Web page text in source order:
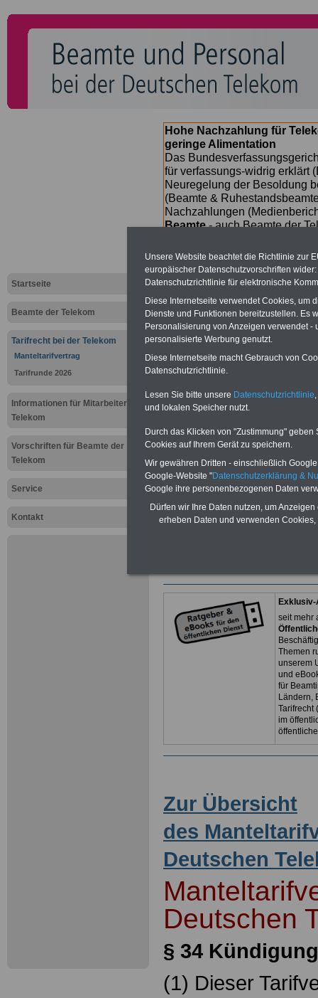
Startseite
Beamte der Telekom
Tarifrecht bei der Telekom
Manteltarifvertrag
Tarifrunde 2026
Informationen für Mitarbeiter der
Telekom
Vorschriften für Beamte der
Telekom
Service
Kontakt
Hohe Nachzahlung für
geringe Alimentation
Das
für verfassungs-widrig erklärt
Neuregelung der Besoldung
(Beamte &
Nachzahlungen
Beamte- auch Beamte der
heraus, die unmittelbar nach
der Bundesregierung
(Vor)Bestellung der Broschüre
Deutsche
Neuauflage: Mai 2025 >>>hier
Ratgeber für 7,50 Euro
seit mehr
Themen
unserem
und
für
Ländern,
Tarifrecht
im
Zur Übersicht
des
Deutschen
Deutschen
§ 34
(1) Dieser
Unsere Website beachtet die Richtlinie zur
europäischer Datenschutzvorschriften
Datenschutzrichtlinie für elektronische
Diese Internetseite verwendet Cookies, um
Dienste und Funktionen bereitzustellen. Es
Personalisierung von Anzeigen verwendet
personalisierte Werbung genutzt.
Diese Internetseite macht Gebrauch von
Datenschutzrichtlinie.
Lesen Sie bitte unsere Datenschutzrichtlinie
und lokalen Speicher nutzt.
Durch das Klicken von "Zustimmung"
Cookies auf Ihrem Gerät zu speichern.
Wir gewähren Dritten - einschließlich
Google-Website "Datenschutzerklärung &
Google ihre personenbezogenen Daten
Dürfen wir Ihre Daten nutzen, um
erheben Daten und verwenden